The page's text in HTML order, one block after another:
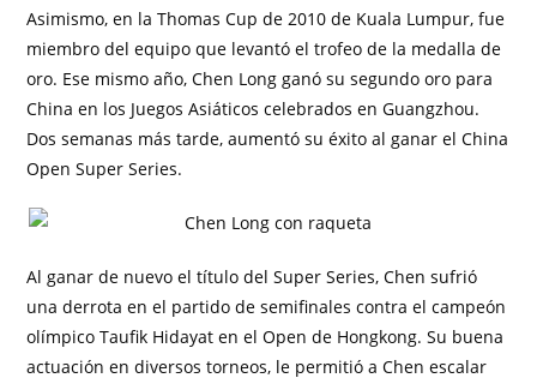
Asimismo, en la Thomas Cup de 2010 de Kuala Lumpur, fue
miembro del equipo que levantó el trofeo de la medalla de
oro. Ese mismo año, Chen Long ganó su segundo oro para
China en los Juegos Asiáticos celebrados en Guangzhou.
Dos semanas más tarde, aumentó su éxito al ganar el China
Open Super Series.
Al ganar de nuevo el título del Super Series, Chen sufrió
una derrota en el partido de semifinales contra el campeón
olímpico Taufik Hidayat en el Open de Hongkong. Su buena
actuación en diversos torneos, le permitió a Chen escalar